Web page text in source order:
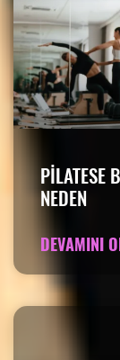
PILATESE
NEDEN
DEVAMINI